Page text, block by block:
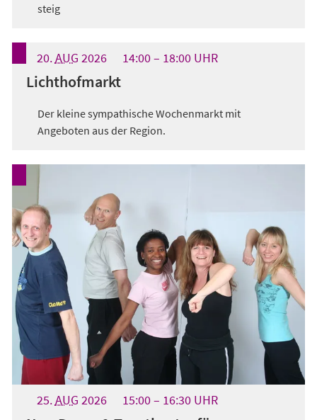
steig
20.AUG 2026 14:00 18:00UHR
Lichthofmarkt
Der kleine sympathische Wochenmarkt mit
Angeboten aus der Region.
25.AUG 2026 15:00 16:30UHR